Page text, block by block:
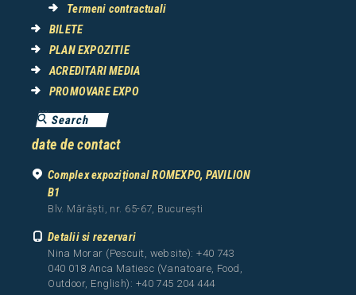
Termeni contractuali
BILETE
PLAN EXPOZITIE
ACREDITARI MEDIA
PROMOVARE EXPO
date de contact
Complex expozițional ROMEXPO, PAVILION
B1
Blv. Mărăști, nr. 65-67, București
Detalii si rezervari
Nina Morar (Pescuit, website): +40 743
040 018 Anca Matiesc (Vanatoare, Food,
Outdoor, English): +40 745 204 444